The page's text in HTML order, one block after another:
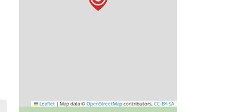
Leaflet | Map data © OpenStreetMap contributors, CC-BY-SA